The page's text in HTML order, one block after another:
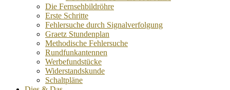
Die Fernsehbildröhre
Erste Schritte
Fehlersuche durch Signalverfolgung
Graetz Stundenplan
Methodische Fehlersuche
Rundfunkantennen
Werbefundstücke
Widerstandskunde
Schaltpläne